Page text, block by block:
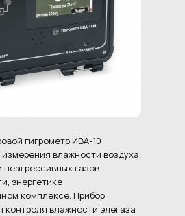
гигрометр ИВА-10
влажности воздуха,
неагрессивных газов
энергетике
комплексе. Прибор
контроля влажности элегаза